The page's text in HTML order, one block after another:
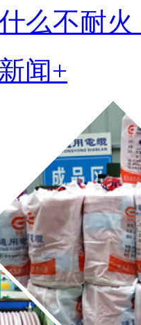
么不耐
闻+